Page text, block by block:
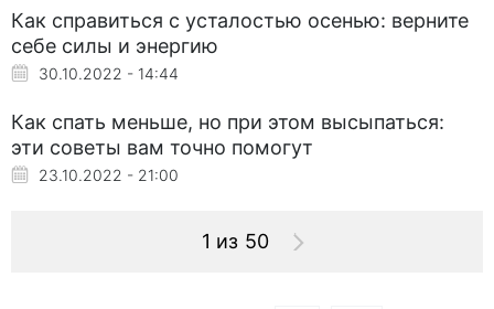
Как справиться с усталостью осенью: верните
себе силы и энергию
30.10.2022 - 14:44
Как спать меньше, но при этом высыпаться:
эти советы вам точно помогут
23.10.2022 - 21:00
1 из 50